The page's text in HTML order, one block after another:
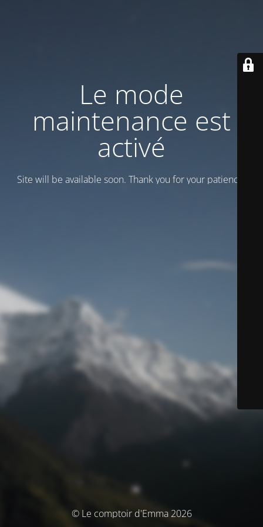
Le mode
maintenance est
activé
Site will be available soon. Thank you for your patience!
© Le comptoir d'Emma 2026